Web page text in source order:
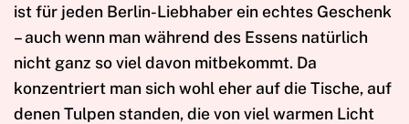
ist für jeden Berlin-Liebhaber ein echtes Geschenk
– auch wenn man während des Essens natürlich
nicht ganz so viel davon mitbekommt. Da
konzentriert man sich wohl eher auf die Tische, auf
denen Tulpen standen, die von viel warmen Licht